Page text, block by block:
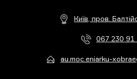
Київ, пров.
067 230 91
au.moc.eniarku-